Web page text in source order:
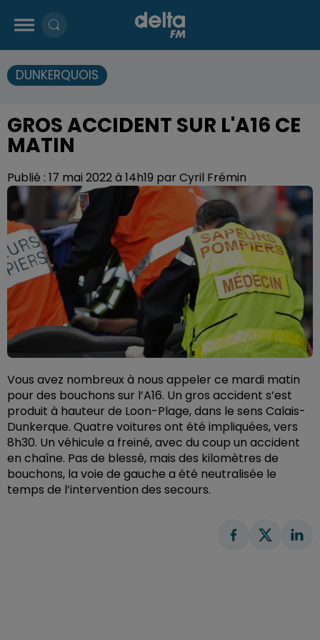
DUNKERQUOIS
GROS ACCIDENT SUR L'A16 CE
MATIN
Publié : 17 mai 2022 à 14h19 par Cyril Frémin
Vous avez nombreux à nous appeler ce mardi matin
pour des bouchons sur l’A16. Un gros accident s’est
produit à hauteur de Loon-Plage, dans le sens Calais-
Dunkerque. Quatre voitures ont été impliquées, vers
8h30. Un véhicule a freiné, avec du coup un accident
en chaîne. Pas de blessé, mais des kilomètres de
bouchons, la voie de gauche a été neutralisée le
temps de l’intervention des secours.